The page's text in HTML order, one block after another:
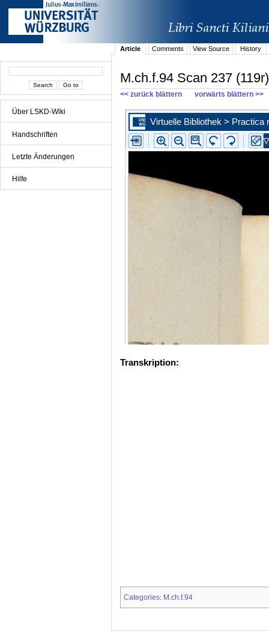
Über LSKD-Wiki
Handschriften
Letzte Änderungen
Hilfe
Article Comments View Source History
M.ch.f.94 Scan 237 (119r)
<< zurück blättern vorwärts blättern >>
Transkription:
Categories: M.ch.f.94